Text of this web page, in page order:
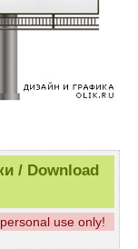
/ Download
use only!